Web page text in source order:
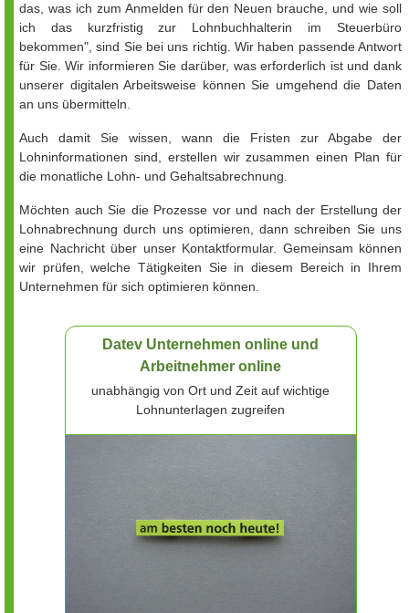
das, was ich zum Anmelden für den Neuen brauche, und wie soll
ich das kurzfristig zur Lohnbuchhalterin im Steuerbüro
bekommen", sind Sie bei uns richtig. Wir haben passende Antwort
für Sie. Wir informieren Sie darüber, was erforderlich ist und dank
unserer digitalen Arbeitsweise können Sie umgehend die Daten
an uns übermitteln.
Auch damit Sie wissen, wann die Fristen zur Abgabe der
Lohninformationen sind, erstellen wir zusammen einen Plan für
die monatliche Lohn- und Gehaltsabrechnung.
Möchten auch Sie die Prozesse vor und nach der Erstellung der
Lohnabrechnung durch uns optimieren, dann schreiben Sie uns
eine Nachricht über unser Kontaktformular. Gemeinsam können
wir prüfen, welche Tätigkeiten Sie in diesem Bereich in Ihrem
Unternehmen für sich optimieren können.
Datev Unternehmen online und
Arbeitnehmer online
unabhängig von Ort und Zeit auf wichtige
Lohnunterlagen zugreifen